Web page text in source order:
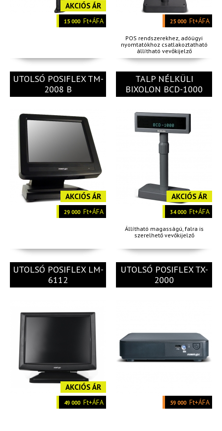
AKCIÓS ÁR
15 000 Ft+ÁFA 25 000 Ft+ÁFA
POS rendszerekhez, adóügyi
nyomtatókhoz csatlakoztatható
állítható vevőkijelző
UTOLSÓ POSIFLEX TM-
2008 B
AKCIÓS ÁR
29 000 Ft+ÁFA
TALP NÉLKÜLI
BIXOLON BCD-1000
AKCIÓS ÁR
34 000 Ft+ÁFA
Állítható magasságú, falra is
szerelhető vevőkijelző
UTOLSÓ POSIFLEX LM-
6112
AKCIÓS ÁR
49 000 Ft+ÁFA
UTOLSÓ POSIFLEX TX-
2000
59 000 Ft+ÁFA